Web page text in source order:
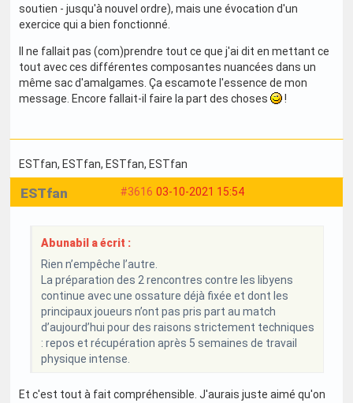
soutien - jusqu'à nouvel ordre), mais une évocation d'un
exercice qui a bien fonctionné.
Il ne fallait pas (com)prendre tout ce que j'ai dit en mettant ce
tout avec ces différentes composantes nuancées dans un
même sac d'amalgames. Ça escamote l'essence de mon
message. Encore fallait-il faire la part des choses
!
ESTfan, ESTfan, ESTfan, ESTfan
#3616 03-10-2021 15:54
ESTfan
Abunabil a écrit :
Rien n’empêche l’autre.
La préparation des 2 rencontres contre les libyens
continue avec une ossature déjà fixée et dont les
principaux joueurs n’ont pas pris part au match
d’aujourd’hui pour des raisons strictement techniques
: repos et récupération après 5 semaines de travail
physique intense.
Et c'est tout à fait compréhensible. J'aurais juste aimé qu'on